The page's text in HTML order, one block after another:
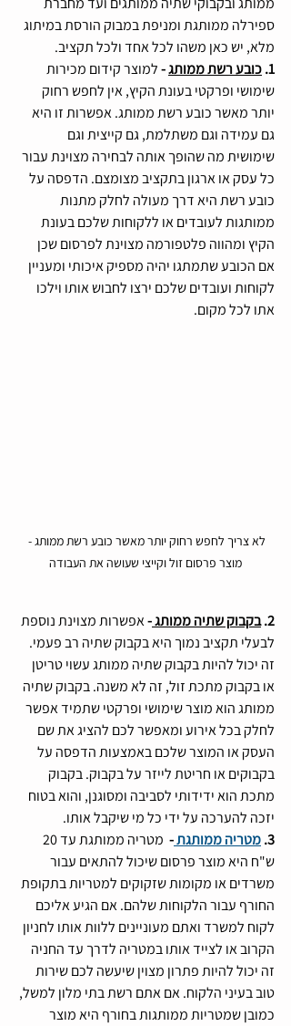
ספירלה ממותגת ומניפת במבוק הורסת במיתוג
מלא, יש כאן משהו לכל אחד ולכל תקציב.
1. כובע רשת ממותג - למוצר קידום מכירות
שימושי ופרקטי בעונת הקיץ, אין לחפש רחוק
יותר מאשר כובע רשת ממותג. אפשרות זו היא
גם עמידה וגם משתלמת, גם קייצית וגם
שימושית מה שהופך אותה לבחירה מצוינת עבור
כל עסק או ארגון בתקציב מצומצם. הדפסה על
כובע רשת היא דרך מעולה לחלק מתנות
ממותגות לעובדים או ללקוחות שלכם בעונת
הקיץ ומהווה פלטפורמה מצוינת לפרסום שכן
אם הכובע שתמתגו יהיה מספיק איכותי ומעניין
לקוחות ועובדים שלכם ירצו לחבוש אותו וילכו
אתו לכל מקום.
לא צריך לחפש רחוק יותר מאשר כובע רשת ממותג -
מוצר פרסום זול וקייצי שעושה את העבודה
2. בקבוק שתיה ממותג - אפשרות מצוינת נוספת
לבעלי תקציב נמוך היא בקבוק שתיה רב פעמי.
זה יכול להיות בקבוק שתיה ממותג עשוי טריטן
או בקבוק מתכת זול, זה לא משנה. בקבוק שתיה
ממותג הוא מוצר שימושי ופרקטי שתמיד אפשר
לחלק בכל אירוע ומאפשר לכם להציג את שם
העסק או המוצר שלכם באמצעות הדפסה על
בקבוקים או חריטת לייזר על בקבוק. בקבוק
מתכת הוא ידידותי לסביבה ומסוגנן, והוא בטוח
יזכה להערכה על ידי כל מי שיקבל אותו.
3. מטריה ממותגת -
ש"ח היא מוצר פרסום שיכול להתאים עבור
משרדים או מקומות שזקוקים למטריות בתקופת
החורף עבור הלקוחות שלהם. אם הגיע אליכם
לקוח למשרד ואתם מעוניינים ללוות אותו לחניון
הקרוב או לצייד אותו במטריה לדרך עד החניה
זה יכול להיות פתרון מצוין שיעשה לכם שירות
טוב בעיני הלקוח. אם אתם רשת בתי מלון למשל,
כמובן שמטריות ממותגות בחורף היא מוצר